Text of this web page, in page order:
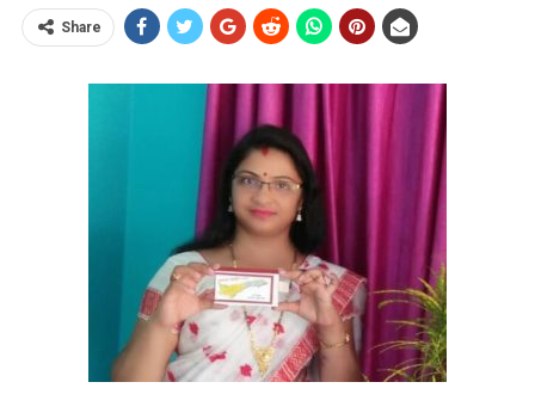
Share